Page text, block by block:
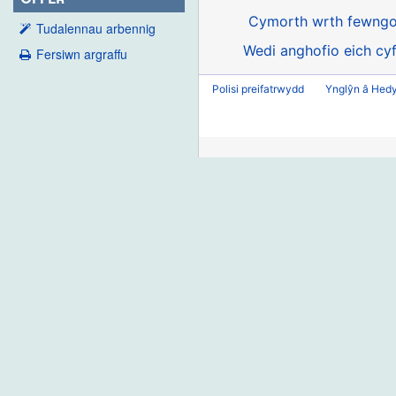
Tudalennau arbennig
Fersiwn argraffu
Cymorth wrth
Wedi anghofio eich
Polisi preifatrwydd Ynglŷn â